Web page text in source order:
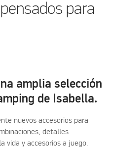
para
amplia selección
de Isabella.
nuevos accesorios para
detalles
vida y accesorios a juego.